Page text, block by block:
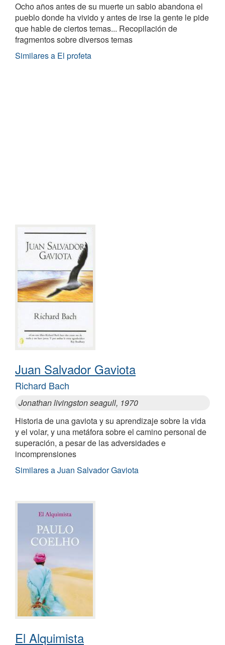
Ocho años antes de su muerte un sabio abandona el
pueblo donde ha vivido y antes de irse la gente le pide
que hable de ciertos temas... Recopilación de
fragmentos sobre diversos temas
Similares a El profeta
Juan Salvador Gaviota
Richard Bach
Jonathan livingston seagull, 1970
Historia de una gaviota y su aprendizaje sobre la vida
y el volar, y una metáfora sobre el camino personal de
superación, a pesar de las adversidades e
incomprensiones
Similares a Juan Salvador Gaviota
El Alquimista